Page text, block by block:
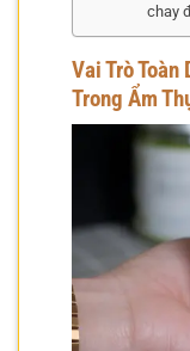
chay
Vai Trò Toàn
Trong Ẩm